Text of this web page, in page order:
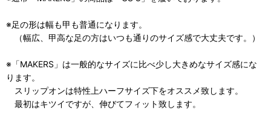
※足の形は幅も甲も普通になります。
（幅広、甲高な足の方はいつも通りのサイズ感で大丈夫です。）
※「MAKERS」は一般的なサイズに比べ少し大きめなサイズ感にな
ります。
スリップオンは特性上ハーフサイズ下をオススメ致します。
最初はキツイですが、伸びてフィット致します。